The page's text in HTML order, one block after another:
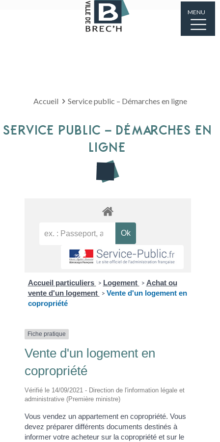
MENU
Accueil Service public – Démarches en ligne
SERVICE PUBLIC – DÉMARCHES EN
LIGNE
Accueil particuliers > Logement > Achat ou
vente d'un logement > Vente d'un logement en
copropriété
Fiche pratique
Vente d'un logement en
copropriété
Vérifié le 14/09/2021 - Direction de l'information légale et
administrative (Première ministre)
Vous vendez un appartement en copropriété. Vous
devez préparer différents documents destinés à
informer votre acheteur sur la copropriété et sur le